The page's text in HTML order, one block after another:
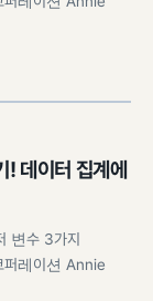
데이터 집계에
변수 3가지
퍼레이션 Annie